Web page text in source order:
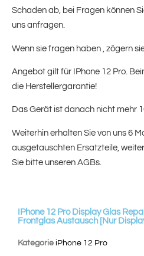
Schaden ab, bei Fragen können
uns anfragen.
Wenn sie fragen haben , zögern
Angebot gilt für IPhone 12 Pro.
die Herstellergarantie!
Das Gerät ist danach nicht mehr
Weiterhin erhalten Sie von uns 6
ausgetauschten Ersatzteile,
Sie bitte unseren AGBs.
IPhone 12 Pro Display Glas
Frontglas Austausch [nur
Kategorie iPhone 12 Pro